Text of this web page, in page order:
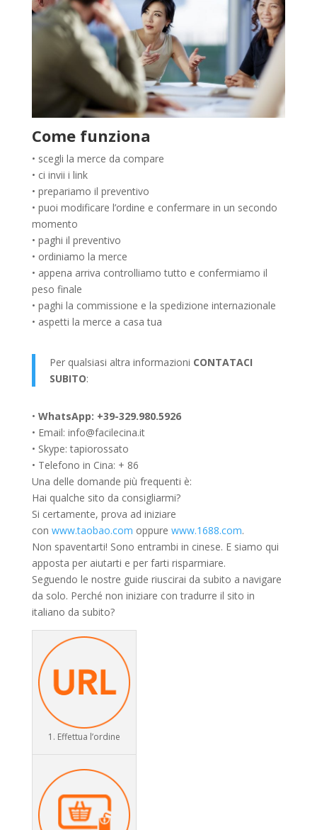
Come funziona
• scegli la merce da compare
• ci invii i link
• prepariamo il preventivo
• puoi modificare l’ordine e confermare in un secondo
momento
• paghi il preventivo
• ordiniamo la merce
• appena arriva controlliamo tutto e confermiamo il
peso finale
• paghi la commissione e la spedizione internazionale
• aspetti la merce a casa tua
Per qualsiasi altra informazioni CONTATACI
SUBITO:
• WhatsApp: +39-329.980.5926
• Email: info@facilecina.it
• Skype: tapiorossato
• Telefono in Cina: + 86
Una delle domande più frequenti è:
Hai qualche sito da consigliarmi?
Si certamente, prova ad iniziare
con www.taobao.com oppure www.1688.com.
Non spaventarti! Sono entrambi in cinese. E siamo qui
apposta per aiutarti e per farti risparmiare.
Seguendo le nostre guide riuscirai da subito a navigare
da solo. Perché non iniziare con tradurre il sito in
italiano da subito?
1. Effettua l’ordine